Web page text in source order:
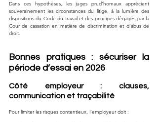
Dans ces hypothèses, les juges prud’homaux apprécient
souverainement les circonstances du litige, à la lumière des
dispositions du Code du travail et des principes dégagés par la
Cour de cassation en matière de discrimination et d’abus de
droit.
Bonnes pratiques : sécuriser la
période d’essai en 2026
Côté employeur : clauses,
communication et traçabilité
Pour limiter les risques contentieux, l’employeur doit :